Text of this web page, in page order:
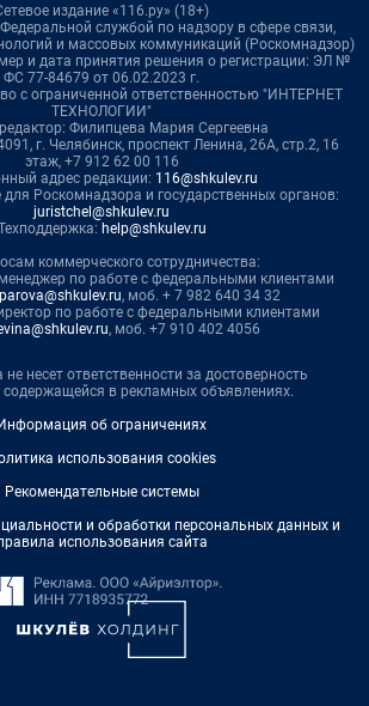
издание «116.ру» (18+)
службой по надзору в сфере связи,
и массовых коммуникаций (Роскомнадзор)
и дата принятия решения о регистрации: ЭЛ №
ФС 77-84679 от 06.02.2023 г.
с ограниченной ответственностью "ИНТЕРНЕТ
ТЕХНОЛОГИИ"
Филипцева Мария Сергеевна
г. Челябинск, проспект Ленина, 26А, стр.2, 16
этаж, +7 912 62 00 116
адрес редакции: 116@shkulev.ru
Роскомнадзора и государственных органов:
juristchel@shkulev.ru
help@shkulev.ru
коммерческого сотрудничества:
по работе с федеральными клиентами
, моб. + 7 982 640 34 32
по работе с федеральными клиентами
, моб. +7 910 402 4056
несет ответственности за достоверность
в рекламных объявлениях.
об ограничениях
использования cookies
Рекомендательные системы
и обработки персональных данных и
использования сайта